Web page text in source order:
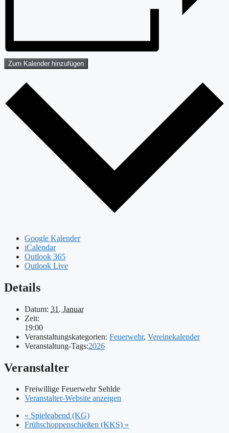
Zum Kalender hinzufügen
Google Kalender
iCalendar
Outlook 365
Outlook Live
Details
Datum: 31. Januar
Zeit:
19:00
Veranstaltungskategorien: Feuerwehr, Vereinekalender
Veranstaltung-Tags:2026
Veranstalter
Freiwillige Feuerwehr Sehlde
Veranstalter-Website anzeigen
« Spieleabend (KG)
Frühschoppenschießen (KKS) »